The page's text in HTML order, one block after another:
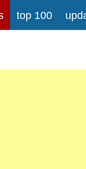
top 100
Meer
worden